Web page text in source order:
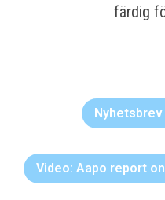
färdig
Video: Aapo report on